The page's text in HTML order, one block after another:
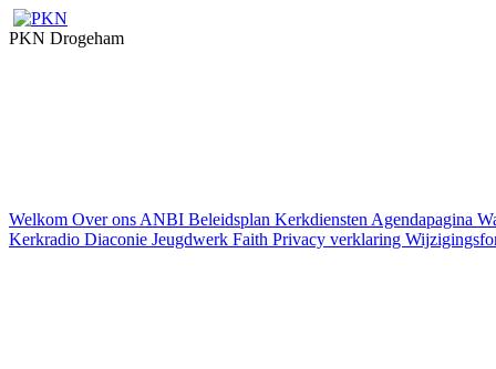
PKN Drogeham
Welkom Over ons ANBI Beleidsplan Kerkdiensten Agendapagina
Kerkradio Diaconie Jeugdwerk Faith Privacy verklaring